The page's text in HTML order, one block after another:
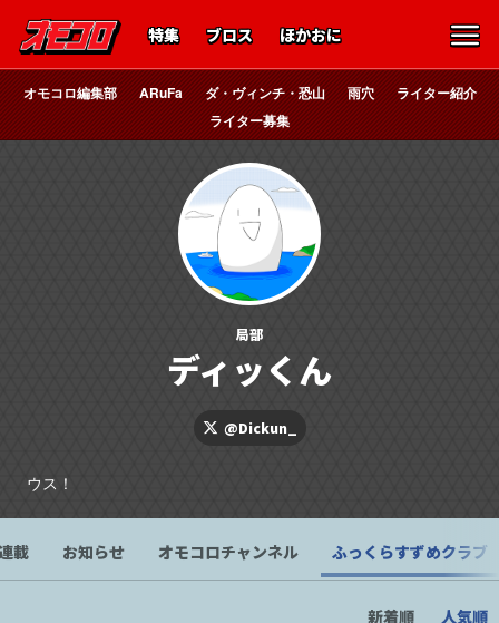
特集 ブロス ほかおに
オモコロ編集部 ARuFa ダ・ヴィンチ・恐山 雨穴
ライター紹介
ライター募集
局部
ディッくん
@Dickun_
ウス！
載 お知らせ オモコロチャンネル ふっくらすずめクラブ
新着順 人気順